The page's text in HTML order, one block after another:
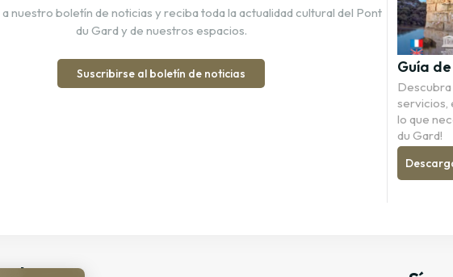
nuestro boletín de noticias y reciba toda la actualidad cultural del Pont
du Gard y de nuestros espacios.
Suscribirse al boletín de noticias Guía
Descubra
servicios,
lo que
du Gard!